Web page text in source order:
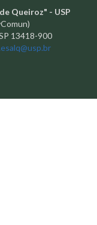
Queiroz" - USP
13418-900